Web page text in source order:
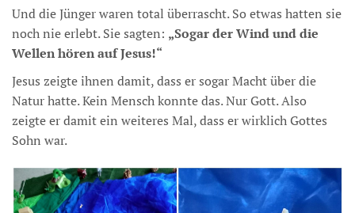
Und die Jünger waren total überrascht. So etwas hatten sie
noch nie erlebt. Sie sagten: „Sogar der Wind und die
Wellen hören auf Jesus!“
Jesus zeigte ihnen damit, dass er sogar Macht über die
Natur hatte. Kein Mensch konnte das. Nur Gott. Also
zeigte er damit ein weiteres Mal, dass er wirklich Gottes
Sohn war.